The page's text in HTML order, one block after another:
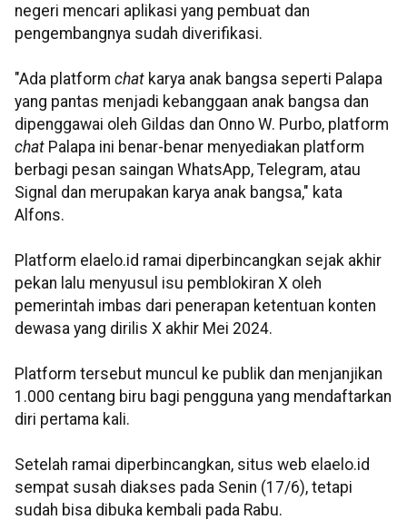
negeri mencari aplikasi yang pembuat dan
pengembangnya sudah diverifikasi.
"Ada platform chat karya anak bangsa seperti Palapa
yang pantas menjadi kebanggaan anak bangsa dan
dipenggawai oleh Gildas dan Onno W. Purbo, platform
chat Palapa ini benar-benar menyediakan platform
berbagi pesan saingan WhatsApp, Telegram, atau
Signal dan merupakan karya anak bangsa," kata
Alfons.
Platform elaelo.id ramai diperbincangkan sejak akhir
pekan lalu menyusul isu pemblokiran X oleh
pemerintah imbas dari penerapan ketentuan konten
dewasa yang dirilis X akhir Mei 2024.
Platform tersebut muncul ke publik dan menjanjikan
1.000 centang biru bagi pengguna yang mendaftarkan
diri pertama kali.
Setelah ramai diperbincangkan, situs web elaelo.id
sempat susah diakses pada Senin (17/6), tetapi
sudah bisa dibuka kembali pada Rabu.